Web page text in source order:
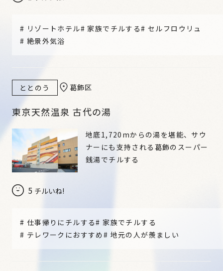
# リゾートホテル# 家族でチルする#セルフロウリュ
# 絶景外気浴
ととのう 葛飾区
東京天然温泉 古代の湯
5 チルいね!
地底1,720mからの湯を堪能、サウ
ナーにも支持される葛飾のスーパー
銭湯でチルする
# 仕事帰りにチルする# 家族でチルする
# テレワークにおすすめ # 地元の人が羨ましい